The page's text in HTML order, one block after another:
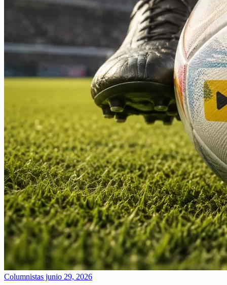
Columnistas junio 29, 2026